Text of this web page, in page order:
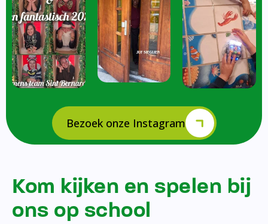
Bezoek onze Instagram
Kom kijken en spelen bij
ons op school